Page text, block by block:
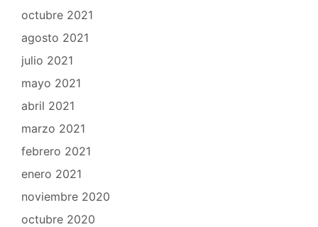
octubre 2021
agosto 2021
julio 2021
mayo 2021
abril 2021
marzo 2021
febrero 2021
enero 2021
noviembre 2020
octubre 2020